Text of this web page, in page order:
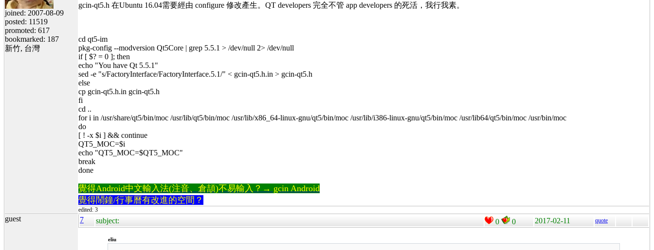
joined: 2007-08-09
posted: 11519
promoted: 617
bookmarked: 187
新竹, 台灣
gcin-qt5.h 在Ubuntu 16.04需要經由 configure 修改產生。QT developers 完全不管 app developers 的死活，我行我素。
cd qt5-im
pkg-config --modversion Qt5Core | grep 5.5.1 > /dev/null 2> /dev/null
if [ $? = 0 ]; then
echo "You have Qt 5.5.1"
sed -e "s/FactoryInterface/FactoryInterface.5.1/" < gcin-qt5.h.in > gcin-qt5.h
else
cp gcin-qt5.h.in gcin-qt5.h
fi
cd ..
for i in /usr/share/qt5/bin/moc /usr/lib/qt5/bin/moc /usr/lib/x86_64-linux-gnu/qt5/bin/moc /usr/lib/i386-linux-gnu/qt5/bin/moc /usr/lib64/qt5/bin/moc /usr/bin/moc
do
[ ! -x $i ] && continue
QT5_MOC=$i
echo "QT5_MOC=$QT5_MOC"
break
done
覺得Android中文輸入法(注音、倉頡)不易輸入？→ gcin Android
覺得鬧鐘/行事曆有改進的空間？
edited: 3
guest 7 subject: 0 0 2017-02-11 quote
eliu